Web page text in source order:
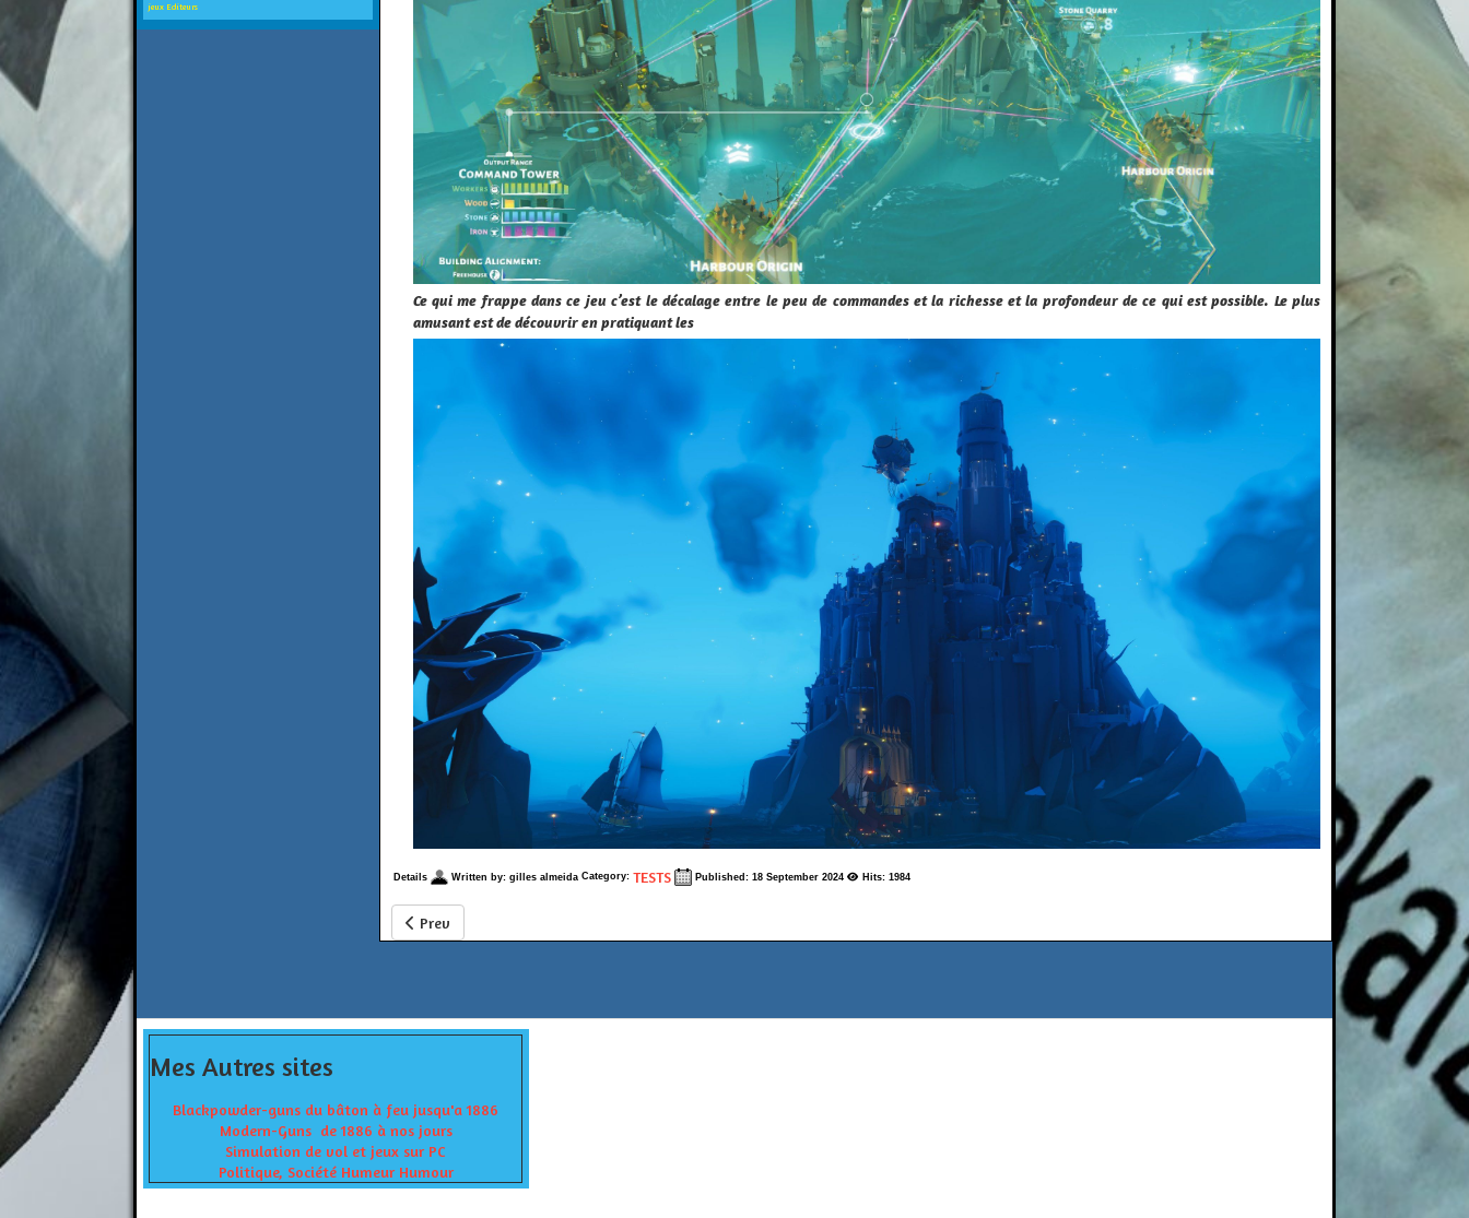
jeux Editeurs
Ce qui me frappe dans ce jeu c’est le décalage entre le peu de commandes et la richesse et la profondeur de ce qui est possible. Le plus
amusant est de découvrir en pratiquant les
Details Written by: gilles almeida Category: TESTS Published: 18 September 2024 Hits: 1984
Previous article: JEUX GRATUITS " WAR THUNDER" & " WORLD OF WARSHIP"
Prev
Mes Autres sites
Blackpowder-guns du bâton à feu jusqu'a 1886
Modern-Guns de 1886 à nos jours
Simulation de vol et jeux sur PC
Politique, Société Humeur Humour